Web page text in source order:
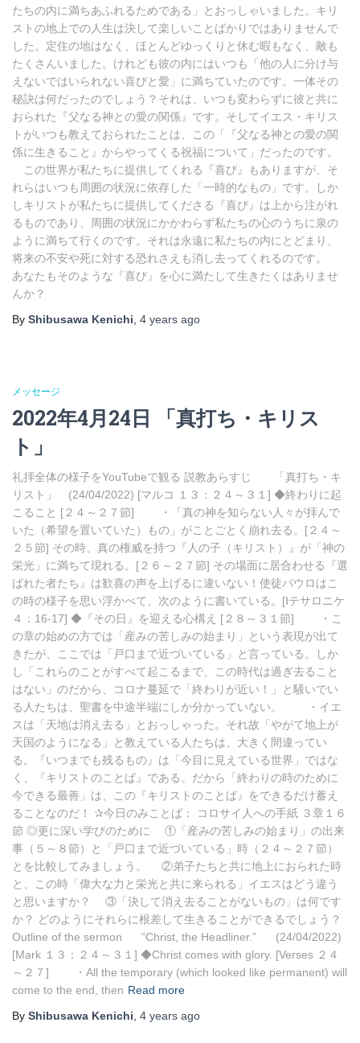
たちの内に満ちあふれるためである」とおっしゃいました。キリ
ストの地上での人生は決して楽しいことばかりではありませんで
した。定住の地はなく、ほとんどゆっくりと休む暇もなく、敵も
たくさんいました。けれども彼の内にはいつも「他の人に分け与
えないではいられない喜びと愛」に満ちていたのです。一体その
秘訣は何だったのでしょう？それは、いつも変わらずに彼と共に
おられた『父なる神との愛の関係』です。そしてイエス・キリス
トがいつも教えておられたことは、この「『父なる神との愛の関
係に生きること』からやってくる祝福について」だったのです。
この世界が私たちに提供してくれる『喜び』もありますが、そ
れらはいつも周囲の状況に依存した「一時的なもの」です。しか
しキリストが私たちに提供してくださる『喜び』は上から注がれ
るものであり、周囲の状況にかかわらず私たちの心のうちに泉の
ように満ちて行くのです。それは永遠に私たちの内にとどまり、
将来の不安や死に対する恐れさえも消し去ってくれるのです。
あなたもそのような『喜び』を心に満たして生きたくはありませ
んか？
By Shibusawa Kenichi 4 years ago
メッセージ
2022年4月24日 「真打ち・キリス
ト」
礼拝全体の様子をYouTubeで観る 説教あらすじ 「真打ち・キ
リスト」 (24/04/2022) [マルコ １３：２４～３１] ◆終わりに起
こること [２４～２７節] ・「真の神を知らない人々が拝んで
いた（希望を置いていた）もの」がことごとく崩れ去る。[２４～
２５節] その時、真の権威を持つ『人の子（キリスト）』が「神の
栄光」に満ちて現れる。[２６～２７節] その場面に居合わせる『選
ばれた者たち』は歓喜の声を上げるに違いない！使徒パウロはこ
の時の様子を思い浮かべて、次のように書いている。[Ⅰテサロニケ
４：16-17] ◆『その日』を迎える心構え [２８～３１節] ・こ
の章の始めの方では「産みの苦しみの始まり」という表現が出て
きたが、ここでは「戸口まで近づいている」と言っている。しか
し「これらのことがすべて起こるまで、この時代は過ぎ去ること
はない」のだから、コロナ蔓延で「終わりが近い！」と騒いでい
る人たちは、聖書を中途半端にしか分かっていない。 ・イエ
スは「天地は消え去る」とおっしゃった。それ故「やがて地上が
天国のようになる」と教えている人たちは、大きく間違ってい
る。『いつまでも残るもの』は「今目に見えている世界」ではな
く、『キリストのことば』である。だから「終わりの時のために
今できる最善」は、この『キリストのことば』をできるだけ蓄え
ることなのだ！ ✰今日のみことば： コロサイ人への手紙 ３章１６
節 ◎更に深い学びのために ①「産みの苦しみの始まり」の出来
事（５～８節）と「戸口まで近づいている」時（２４～２７節）
とを比較してみましょう。 ②弟子たちと共に地上におられた時
と、この時「偉大な力と栄光と共に来られる」イエスはどう違う
と思いますか？ ③「決して消え去ることがないもの」は何です
か？ どのようにそれらに根差して生きることができるでしょう？
Outline of the sermon “Christ, the Headliner.” (24/04/2022)
[Mark １３：２４～３１] ◆Christ comes with glory. [Verses ２４
～２７] ・All the temporary (which looked like permanent) will
come to the end, then Read more
By Shibusawa Kenichi 4 years ago